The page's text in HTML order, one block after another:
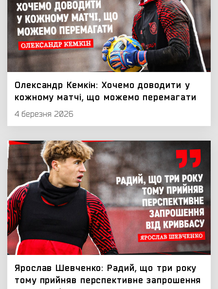
Олександр Кемкін: Хочемо доводити у
кожному матчі, що можемо перемагати
4 березня 2026
Ярослав Шевченко: Радий, що три року
тому прийняв перспективне запрошення